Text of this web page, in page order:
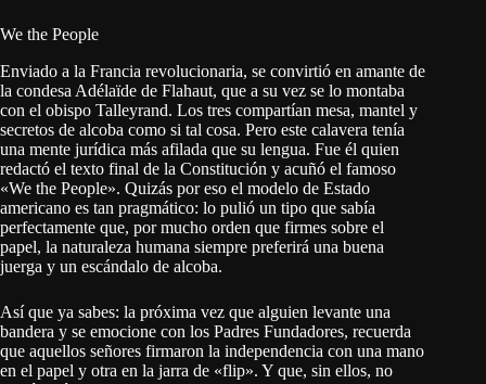
We the People
Enviado a la Francia revolucionaria, se convirtió en amante de
la condesa Adélaïde de Flahaut, que a su vez se lo montaba
con el obispo Talleyrand. Los tres compartían mesa, mantel y
secretos de alcoba como si tal cosa. Pero este calavera tenía
una mente jurídica más afilada que su lengua. Fue él quien
redactó el texto final de la Constitución y acuñó el famoso
«We the People». Quizás por eso el modelo de Estado
americano es tan pragmático: lo pulió un tipo que sabía
perfectamente que, por mucho orden que firmes sobre el
papel, la naturaleza humana siempre preferirá una buena
juerga y un escándalo de alcoba.
Así que ya sabes: la próxima vez que alguien levante una
bandera y se emocione con los Padres Fundadores, recuerda
que aquellos señores firmaron la independencia con una mano
en el papel y otra en la jarra de «flip». Y que, sin ellos, no